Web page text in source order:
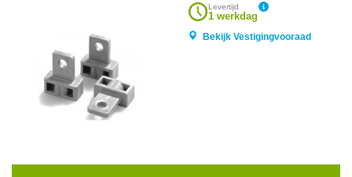
Levertijd
1 werkdag
Bekijk Vestigingvooraad